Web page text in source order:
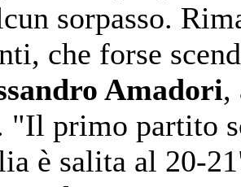
sorpasso.
che forse
Amadori,
"Il primo partito
è salita al 20-